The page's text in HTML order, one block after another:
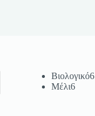
Βιολογικό6
Μέλι6